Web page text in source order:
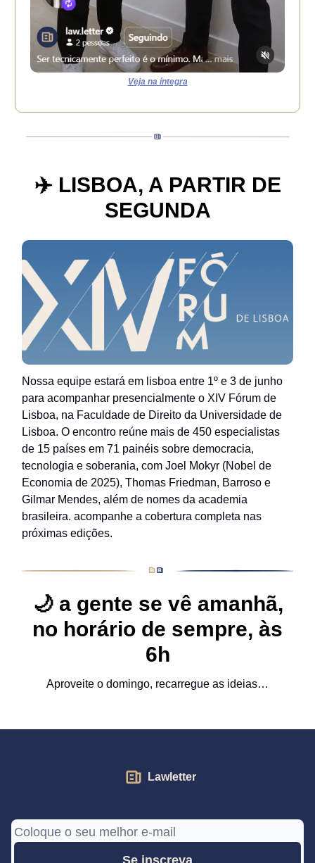
Veja na íntegra
✈️ LISBOA, A PARTIR DE
SEGUNDA
Nossa equipe estará em lisboa entre 1º e 3 de junho
para acompanhar presencialmente o XIV Fórum de
Lisboa, na Faculdade de Direito da Universidade de
Lisboa. O encontro reúne mais de 450 especialistas
de 15 países em 71 painéis sobre democracia,
tecnologia e soberania, com Joel Mokyr (Nobel de
Economia de 2025), Thomas Friedman, Barroso e
Gilmar Mendes, além de nomes da academia
brasileira. acompanhe a cobertura completa nas
próximas edições.
🌙a gente se vê amanhã,
no horário de sempre, às
6h
Aproveite o domingo, recarregue as ideias…
Lawletter